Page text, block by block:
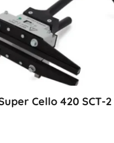
Cello 420 SCT-2